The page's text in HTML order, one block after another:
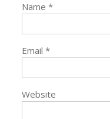
Name*
Email*
Website